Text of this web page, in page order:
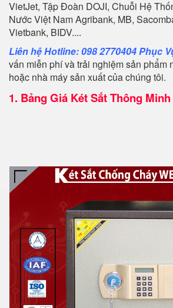
VietJet, Tập Đoàn DOJI, Chuỗi Hệ
Nước Việt Nam Agribank, MB,
Vietbank, BIDV....
Liên hệ Hotline: 098 2770404 Phục
vấn miễn phí và trải nghiệm sản phẩm
hoặc nhà máy sản xuất của chúng tôi.
1. Bảng Giá Két Sắt Thông Minh